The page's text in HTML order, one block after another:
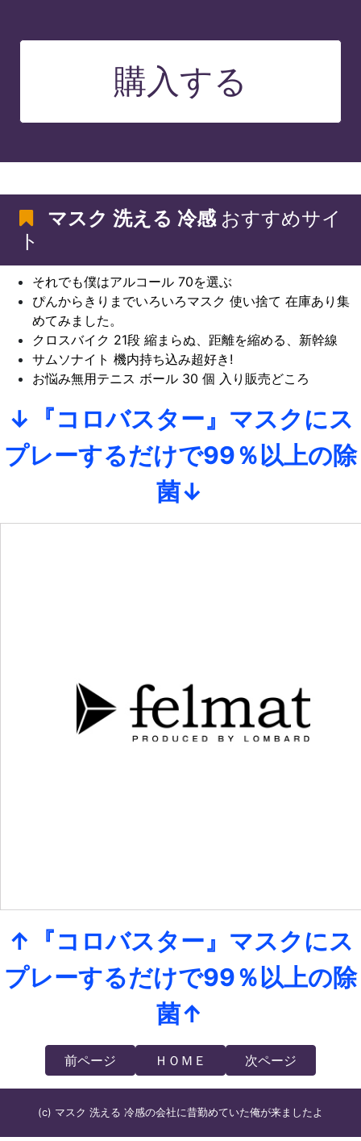
購入する
マスク 洗える 冷感おすすめサイ
ト
それでも僕はアルコール 70を選ぶ
ぴんからきりまでいろいろマスク 使い捨て 在庫あり集
めてみました。
クロスバイク 21段 縮まらぬ、距離を縮める、新幹線
サムソナイト 機内持ち込み超好き!
お悩み無用テニス ボール 30 個 入り販売どころ
↓『コロバスター』マスクにス
プレーするだけで99％以上の除
菌↓
↑『コロバスター』マスクにス
プレーするだけで99％以上の除
菌↑
前ページ ＨＯＭＥ 次ページ
(c) マスク 洗える 冷感の会社に昔勤めていた俺が来ましたよ